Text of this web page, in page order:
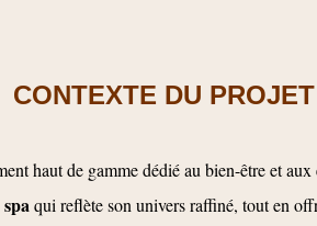
CONTEXTE DU PROJET
haut de gamme dédié au bien-être et
qui reflète son univers raffiné, tout en